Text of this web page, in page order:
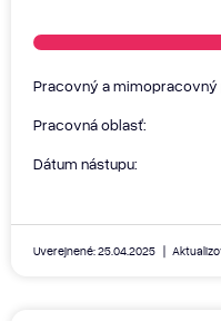
Pracovný a mimopracovný
Pracovná oblasť:
Dátum nástupu:
Uverejnené: 25.04.2025